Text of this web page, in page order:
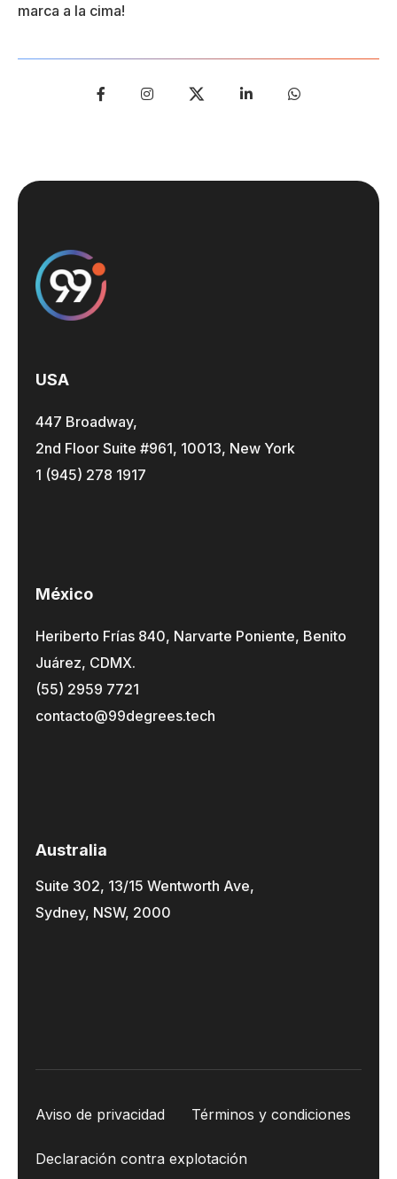
marca a la cima!
USA
447 Broadway,
2nd Floor Suite #961, 10013, New York
1 (945) 278 1917
México
Heriberto Frías 840, Narvarte Poniente, Benito
Juárez, CDMX.
(55) 2959 7721
contacto@99degrees.tech
Australia
Suite 302, 13/15 Wentworth Ave,
Sydney, NSW, 2000
Aviso de privacidad Términos y condiciones
Declaración contra explotación